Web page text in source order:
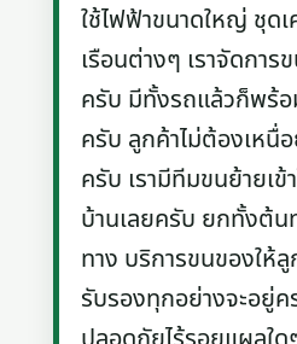
ใช้ไฟฟ้าขนาดใหญ่ ชุด
เรือนต่างๆ เราจัดการ
ครับ มีทั้งรถแล้วก็พร้
ครับ ลูกค้าไม่ต้องเหนื่
ครับ เรามีทีมขนย้ายเ
บ้านเลยครับ ยกทั้งต้น
ทาง บริการขนของให้ลู
รับรองทุกอย่างจะอยู่